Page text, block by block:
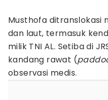
Musthofa ditranslokasi
dan laut, termasuk
milik TNI AL. Setiba di
kandang rawat (
observasi medis.